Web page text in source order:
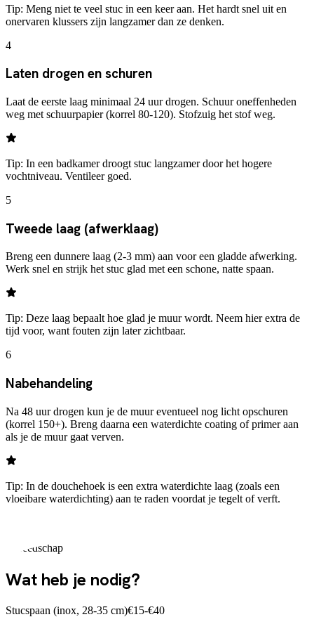
Tip: Meng niet te veel stuc in een keer aan. Het hardt snel uit en
onervaren klussers zijn langzamer dan ze denken.
4
Laten drogen en schuren
Laat de eerste laag minimaal 24 uur drogen. Schuur oneffenheden
weg met schuurpapier (korrel 80-120). Stofzuig het stof weg.
Tip: In een badkamer droogt stuc langzamer door het hogere
vochtniveau. Ventileer goed.
5
Tweede laag (afwerklaag)
Breng een dunnere laag (2-3 mm) aan voor een gladde afwerking.
Werk snel en strijk het stuc glad met een schone, natte spaan.
Tip: Deze laag bepaalt hoe glad je muur wordt. Neem hier extra de
tijd voor, want fouten zijn later zichtbaar.
6
Nabehandeling
Na 48 uur drogen kun je de muur eventueel nog licht opschuren
(korrel 150+). Breng daarna een waterdichte coating of primer aan
als je de muur gaat verven.
Tip: In de douchehoek is een extra waterdichte laag (zoals een
vloeibare waterdichting) aan te raden voordat je tegelt of verft.
Gereedschap
Wat heb je nodig?
Stucspaan (inox, 28-35 cm)€15-€40